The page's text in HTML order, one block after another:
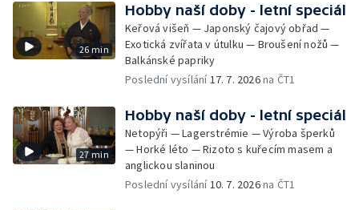
26 min
Hobby naší doby - letní speciál
Keřová višeň — Japonský čajový obřad —
Exotická zvířata v útulku — Broušení nožů —
Balkánské papriky
Poslední vysílání 17. 7. 2026na ČT1
27 min
Hobby naší doby - letní speciál
Netopýři — Lagerstrémie — Výroba šperků
— Horké léto — Rizoto s kuřecím masem a
anglickou slaninou
Poslední vysílání 10. 7. 2026na ČT1